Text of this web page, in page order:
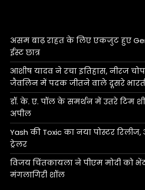
असम बाढ़ राहत के लिए एकजुट हुए
ईस्ट छात्र
आशीष यादव ने रचा इतिहास, नीरज
जैवलिन में पदक जीतने वाले दूसरे
डॉ. के. ए. पॉल के समर्थन में उतरे टिम
अपील
Yash की Toxic का नया पोस्टर
ट्रेलर
विजय चिंतकायला ने पीएम मोदी को
मंगलागिरी शॉल